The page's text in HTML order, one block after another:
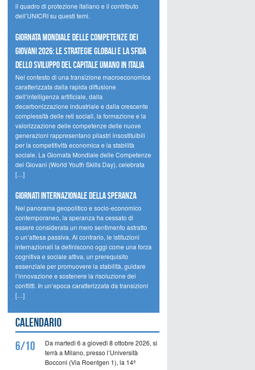
il quadro di protezione italiano e il contributo
dell’UNICRI su questi temi.
GIORNATA MONDIALE DELLE COMPETENZE DEI
GIOVANI 2026: LE STRATEGIE GLOBALI E LA SFIDA
DELLO SVILUPPO DEL CAPITALE UMANO IN ITALIA
Nel contesto di una transizione macroeconomica
caratterizzata dalla rapida diffusione
dell’intelligenza artificiale, dalla
decarbonizzazione industriale e dalla crescente
complessità delle reti sociali, la formazione e la
valorizzazione delle competenze delle nuove
generazioni rappresentano pilastri insostituibili
per la competitività economica e la stabilità
sociale. La Giornata Mondiale delle Competenze
dei Giovani (World Youth Skills Day), celebrata
[…]
GIORNATI INTERNAZIONALE DELLA SPERANZA
Nel panorama geopolitico e socio-economico
contemporaneo, la speranza ha cessato di
essere considerata un mero sentimento astratto
o un’attesa passiva. Al contrario, le istituzioni
internazionali la definiscono oggi come una forza
cognitiva e sociale attiva, un prerequisito
essenziale per promuovere la stabilità, guidare
l’innovazione e sostenere la risoluzione dei
conflitti. In un’epoca caratterizzata da transizioni
[…]
Calendario
6/10
Da martedì 6 a giovedì 8 ottobre 2026, si
terrà a Milano, presso l’Università
Bocconi (Via Roentgen 1), la 14ª